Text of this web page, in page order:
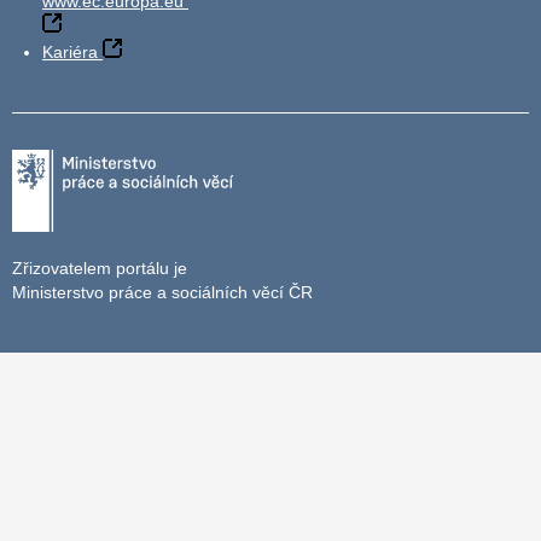
Kariéra
Zřizovatelem portálu je
Ministerstvo práce a sociálních věcí ČR